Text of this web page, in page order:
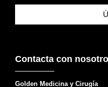
Contacta con
Golden Medicina y Cirugía